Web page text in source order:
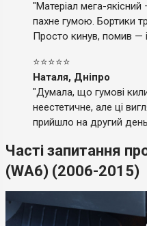
"Матеріал мега-якісний
пахне гумою. Бортики
Просто кинув, помив —
⭐⭐⭐⭐⭐
Наталя, Дніпро
"Думала, що гумові
неестетичне, але ці
прийшло на другий
Часті запитання
(WA6) (2006-2015)